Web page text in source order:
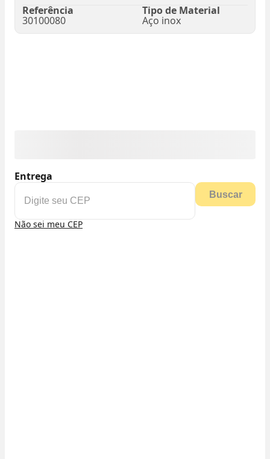
Referência
30100080
Tipo de Material
Aço inox
Entrega
Buscar
Não sei meu CEP